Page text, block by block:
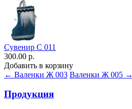
Сувенир С 011
300.00 р.
Добавить в корзину
← Валенки Ж 003 Валенки Ж 005 →
Продукция